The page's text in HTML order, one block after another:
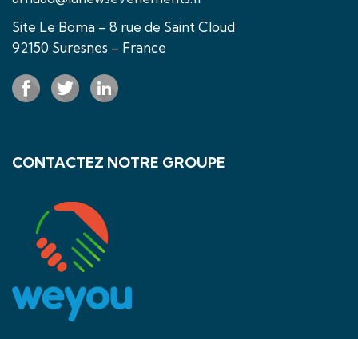
Site Le Boma – 8 rue de Saint Cloud
92150 Suresnes – France
CONTACTEZ NOTRE GROUPE